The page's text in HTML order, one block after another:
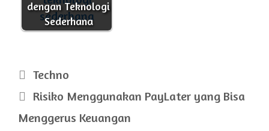
dengan Teknologi
Sederhana
Kategori
Techno
Risiko Menggunakan PayLater yang Bisa
Menggerus Keuangan